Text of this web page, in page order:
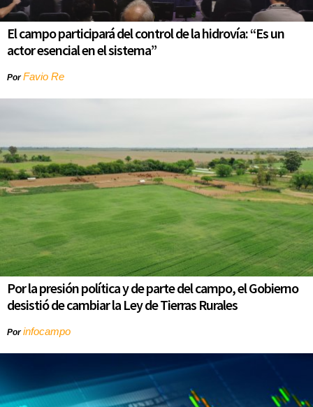
El campo participará del control de la hidrovía: “Es un
actor esencial en el sistema”
PorFavio Re
Por la presión política y de parte del campo, el Gobierno
desistió de cambiar la Ley de Tierras Rurales
Porinfocampo